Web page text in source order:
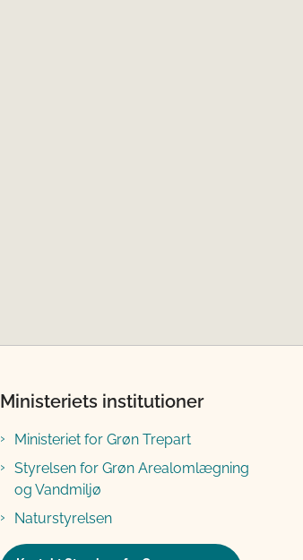
Ministeriets institutioner
Ministeriet for Grøn Trepart
Styrelsen for Grøn Arealomlægning
og Vandmiljø
Naturstyrelsen